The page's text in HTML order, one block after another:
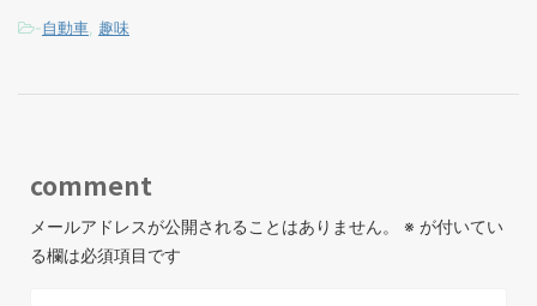
-自動車 趣味
comment
メールアドレスが公開されることはありません。 ※ が付いてい
る欄は必須項目です